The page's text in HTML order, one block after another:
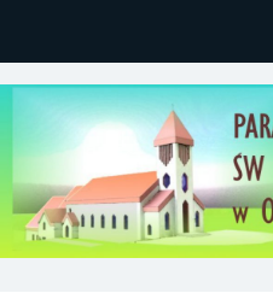
Parafia św,
Gutkowo, ul. Żółkiewskiego 1